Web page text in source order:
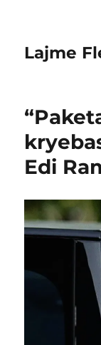
Lajme
Edi